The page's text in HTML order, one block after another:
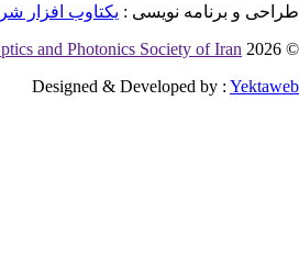
و برنامه نویسی : یکتاوب افزار شرق
©
Optics and Photonics Society of Iran
Designed & Developed by :